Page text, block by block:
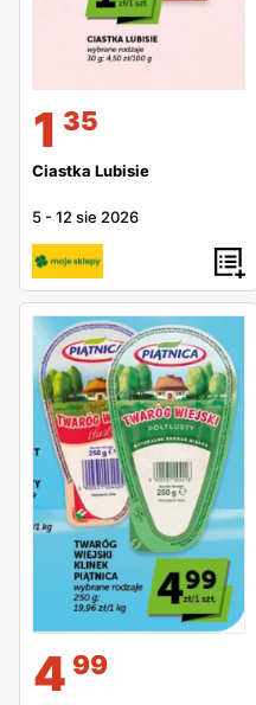
1 35
Ciastka Lubisie
5 -12 sie 2026
4 99